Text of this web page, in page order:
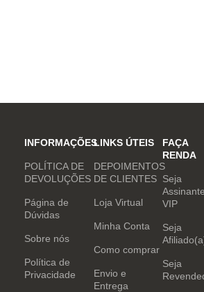
INFORMAÇÕES
POLÍTICA DE
DEVOLUÇÕES
Página de
Dúvidas
Sobre nós
Política de
Privacidade
LINKS ÚTEIS
DEPOIMENTOS
DE CLIENTES
Loja Virtual
Minha Conta
Como comprar
Envio e
Entrega
FAÇA
RENDA
Seja
Assinante
VIP
Seja
Seja